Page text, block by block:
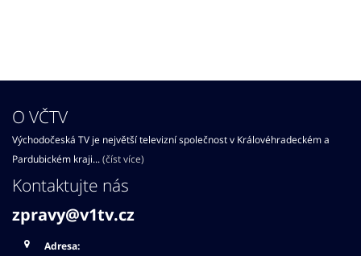
O VČTV
Východočeská TV je největší televizní společnost v Královéhradeckém a
Pardubickém kraji...(číst více)
Kontaktujte nás
zpravy@v1tv.cz
Adresa: